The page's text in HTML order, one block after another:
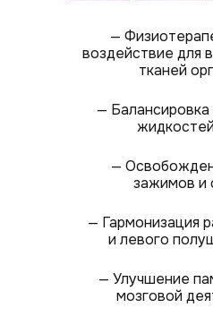
—
воздействие для
тканей
— Балансировка
— Гармонизация
и левого
—
зажимов и
— Улучшение
мозговой